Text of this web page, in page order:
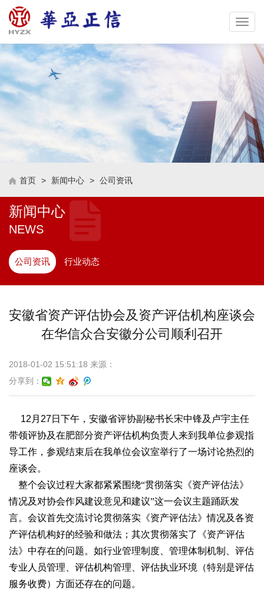
Toggle
首页 > 新闻中心 > 公司资讯
新闻中心
NEWS
公司资讯 行业动态
安徽省资产评估协会及资产评估机构座谈会
在华信众合安徽分公司顺利召开
2018-01-02 15:51:18 来源：
分享到：
12 月 27日下午，安徽省评协副秘书长宋中锋及卢宇主任
带领评协及在肥部分资产评估机构负责人来到我单位参观指
导工作，参观结束后在我单位会议室举行了一场讨论热烈的
座谈会。
整个会议过程大家都紧紧围绕“贯彻落实《资产评估法》
情况及对协会作风建设意见和建议”这一会议主题踊跃发
言。会议首先交流讨论贯彻落实《资产评估法》情况及各资
产评估机构好的经验和做法；其次贯彻落实了《资产评估
法》中存在的问题。如行业管理制度、管理体制机制、评估
专业人员管理、评估机构管理、评估执业环境（特别是评估
服务收费）方面还存在的问题。